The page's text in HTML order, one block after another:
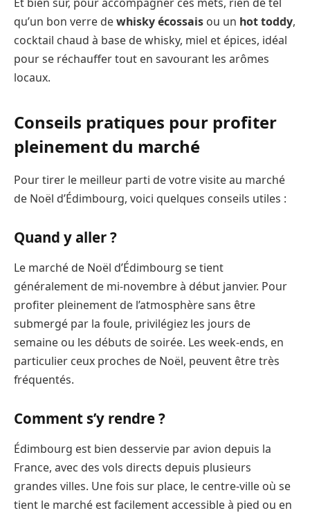
qu’un bon verre dewhisky écossais ou un hot toddy,
cocktail chaud à base de whisky, miel et épices, idéal
pour se réchauffer tout en savourant les arômes
locaux.
Conseils pratiques pour profiter
pleinement du marché
Pour tirer le meilleur parti de votre visite au marché
de Noël d’Édimbourg, voici quelques conseils utiles :
Quand y aller ?
Le marché de Noël d’Édimbourg se tient
généralement de mi-novembre à début janvier. Pour
profiter pleinement de l’atmosphère sans être
submergé par la foule, privilégiez les jours de
semaine ou les débuts de soirée. Les week-ends, en
particulier ceux proches de Noël, peuvent être très
fréquentés.
Comment s’y rendre ?
Édimbourg est bien desservie par avion depuis la
France, avec des vols directs depuis plusieurs
grandes villes. Une fois sur place, le centre-ville où se
tient le marché est facilement accessible à pied ou en